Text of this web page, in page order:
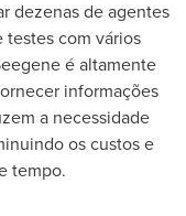
dezenas de agentes
com vários
é altamente
informações
a necessidade
os custos e
tempo.